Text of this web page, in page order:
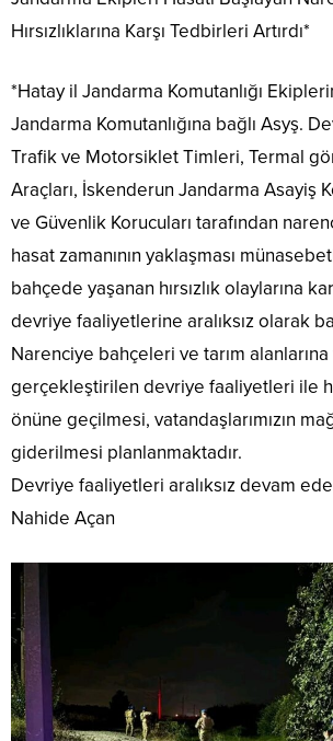
Hırsızlıklarına Karşı Tedbirleri Artırdı*
*Hatay il Jandarma Komutanlığı
Jandarma Komutanlığına bağlı Asyş.
Trafik ve Motorsiklet Timleri, Termal
Araçları, İskenderun Jandarma Asayiş
ve Güvenlik Korucuları tarafından
hasat zamanının yaklaşması
bahçede yaşanan hırsızlık olaylarına
devriye faaliyetlerine aralıksız olarak
Narenciye bahçeleri ve tarım
gerçekleştirilen devriye faaliyetleri ile
önüne geçilmesi, vatandaşlarımızın
giderilmesi planlanmaktadır.
Devriye faaliyetleri aralıksız devam
Nahide Açan